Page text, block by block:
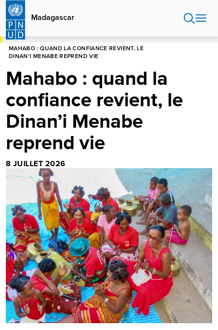
Aller
contenu
principal
Madagascar
HOME
MAHABO : QUAND LA CONFIANCE REVIENT, LE
DINAN’I MENABE REPREND VIE
Mahabo : quand la
confiance revient, le
Dinan’i Menabe
reprend vie
8 JUILLET 2026